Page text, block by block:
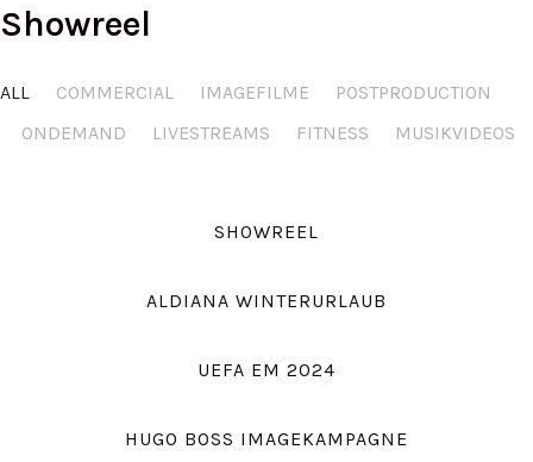
Showreel
ALL COMMERCIAL IMAGEFILME
POSTPRODUCTION
ONDEMAND
LIVESTREAMS FITNESS MUSIKVIDEOS
SHOWREEL
ALDIANA WINTERURLAUB
UEFA EM 2024
HUGO BOSS IMAGEKAMPAGNE